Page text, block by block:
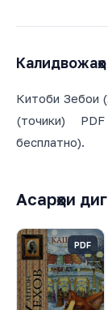
Китоби Зебои
(точики)
бесплатно).
Асарҳои
PDF